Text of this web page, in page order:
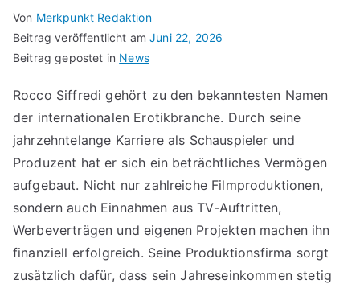
Von Merkpunkt Redaktion
Beitrag veröffentlicht amJuni 22, 2026
Beitrag gepostet in News
Rocco Siffredi gehört zu den bekanntesten Namen
der internationalen Erotikbranche. Durch seine
jahrzehntelange Karriere als Schauspieler und
Produzent hat er sich ein beträchtliches Vermögen
aufgebaut. Nicht nur zahlreiche Filmproduktionen,
sondern auch Einnahmen aus TV-Auftritten,
Werbeverträgen und eigenen Projekten machen ihn
finanziell erfolgreich. Seine Produktionsfirma sorgt
zusätzlich dafür, dass sein Jahreseinkommen stetig